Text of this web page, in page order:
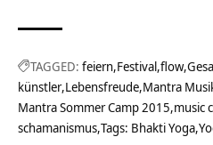
TAGGED: feiern Festival flow
künstler Lebensfreude Mantra
Mantra Sommer Camp 2015 music
schamanismus Tags: Bhakti Yoga